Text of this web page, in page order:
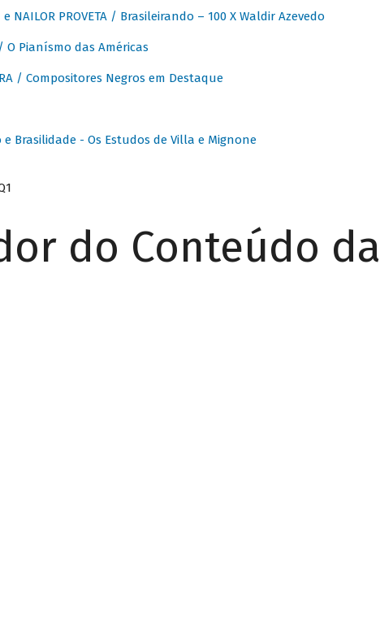
e NAILOR PROVETA / Brasileirando – 100 X Waldir Azevedo
O Pianísmo das Américas
/ Compositores Negros em Destaque
e Brasilidade - Os Estudos de Villa e Mignone
do Conteúdo da